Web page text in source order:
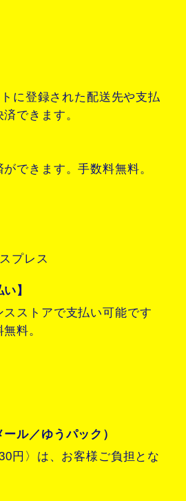
に登録された配送先や支払
できます。
できます。手数料無料。
プレス
】
ストアで支払い可能です
料。
ル／ゆうパック）
円〉は、お客様ご負担とな